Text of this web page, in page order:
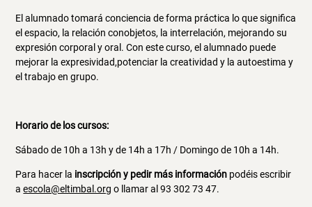
El alumnado tomará conciencia de forma práctica lo que significa
el espacio, la relación conobjetos, la interrelación, mejorando su
expresión corporal y oral. Con este curso, el alumnado puede
mejorar la expresividad,potenciar la creatividad y la autoestima y
el trabajo en grupo.
Horario de los cursos:
Sábado de 10h a 13h y de 14h a 17h / Domingo de 10h a 14h.
Para hacer la inscripción y pedir más información podéis escribir
aescola@eltimbal.org o llamar al 93 302 73 47.